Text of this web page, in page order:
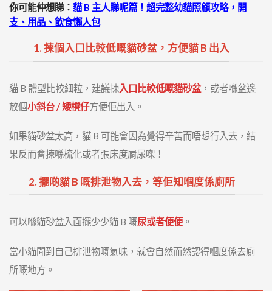
你可能仲想睇： 貓 B 主人睇呢篇！超完整幼貓照顧攻略，開
支、用品、飲食懶人包
1. 揀個入口比較低嘅貓砂盆，方便貓 B 出入
貓 B 體型比較細粒，建議揀入口比較低嘅貓砂盆， 或者喺盆邊
放個小斜台 / 矮櫈仔方便佢出入。
如果貓砂盆太高，貓 B 可能會因為覺得辛苦而唔想行入去，結
果反而會揀喺梳化或者張床度屙尿㗎！
2. 擺啲貓 B 嘅排泄物入去，等佢知嗰度係廁所
可以喺貓砂盆入面擺少少貓 B 嘅尿或者便便 。
當小貓聞到自己排泄物嘅氣味，就會自然而然認得嗰度係去廁
所嘅地方。